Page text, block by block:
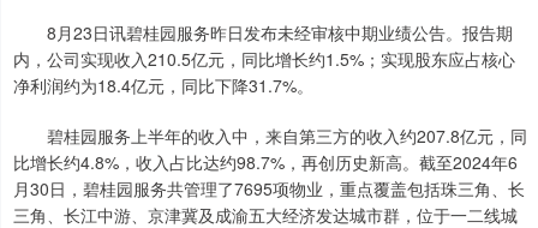
8月23日讯碧桂园服务昨日发布未经审核中期业绩公告。报告期
内，公司实现收入210.5亿元，同比增长约1.5%；实现股东应占核心
净利润约为18.4亿元，同比下降31.7%。
碧桂园服务上半年的收入中，来自第三方的收入约207.8亿元，同
比增长约4.8%，收入占比达约98.7%，再创历史新高。截至2024年6
月30日，碧桂园服务共管理了7695项物业，重点覆盖包括珠三角、长
三角、长江中游、京津冀及成渝五大经济发达城市群，位于一二线城